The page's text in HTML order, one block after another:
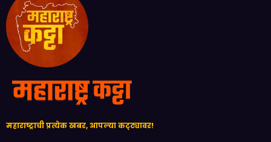
महाराष्ट्राची प्रत्येक खबर, आपल्या कट्ट्यावर!